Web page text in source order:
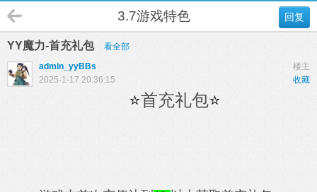
回复
3.7游戏特色
YY魔力-首充礼包
看全部
楼主
admin_yyBBs
收藏
2025-1-17 20:36:15
⭐首充礼包⭐